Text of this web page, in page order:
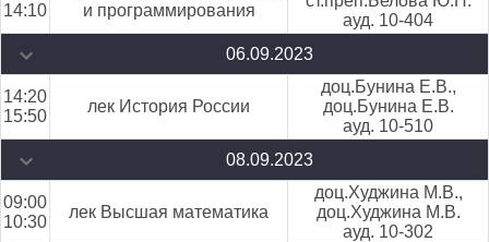
14:10
и программирования
ауд. 10-404
06.09.2023
14:20
15:50
лек История России
доц.Бунина Е.В.,
доц.Бунина Е.В.
ауд. 10-510
08.09.2023
09:00
10:30
лек Высшая математика
доц.Худжина М.В.,
доц.Худжина М.В.
ауд. 10-302